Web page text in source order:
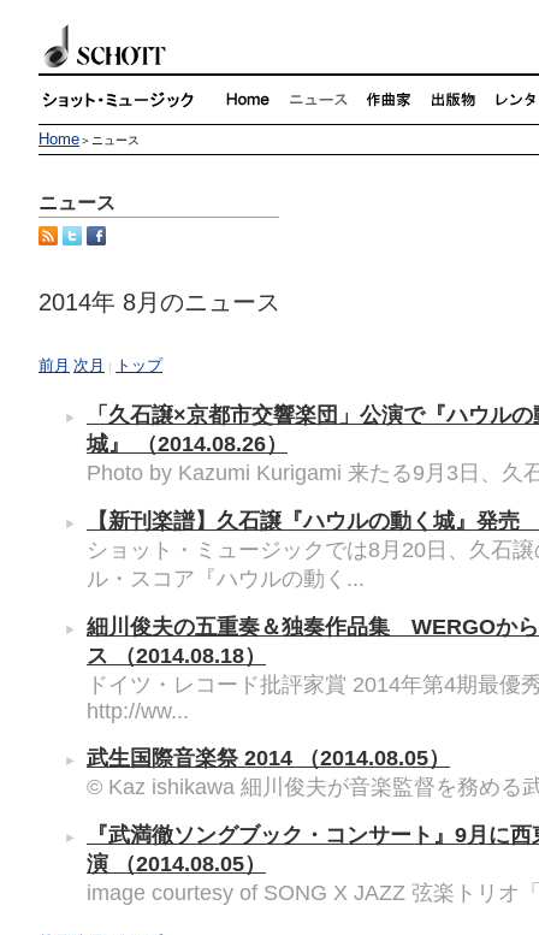
Home＞ニュース
ニュース
2014年 8月のニュース
前月 次月 | トップ
「久石譲×京都市交響楽団」公演で『ハウルの
城』
（2014.08.26）
Photo by Kazumi Kurigami 来たる9月3日、久
【新刊楽譜】久石譲『ハウルの動く城』発売
ショット・ミュージックでは8月20日、久石
ル・スコア『ハウルの動く...
細川俊夫の五重奏＆独奏作品集 WERGOか
ス
（2014.08.18）
ドイツ・レコード批評家賞 2014年第4期最優
http://ww...
武生国際音楽祭 2014
（2014.08.05）
© Kaz ishikawa 細川俊夫が音楽監督を務める
『武満徹ソングブック・コンサート』9月に
演
（2014.08.05）
image courtesy of SONG X JAZZ 弦楽トリオ